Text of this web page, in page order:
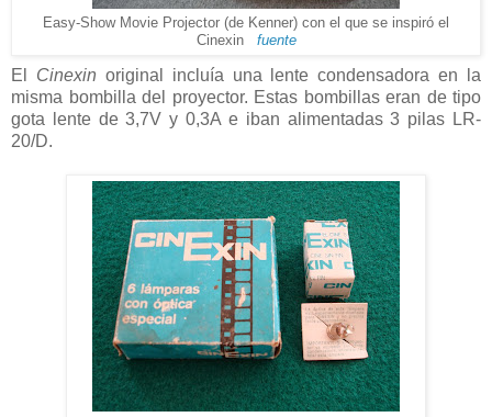
Easy-Show Movie Projector (de Kenner) con el que se inspiró el
Cinexin fuente
El Cinexin original incluía una lente condensadora en la
misma bombilla del proyector. Estas bombillas eran de tipo
gota lente de 3,7V y 0,3A e iban alimentadas 3 pilas LR-
20/D.